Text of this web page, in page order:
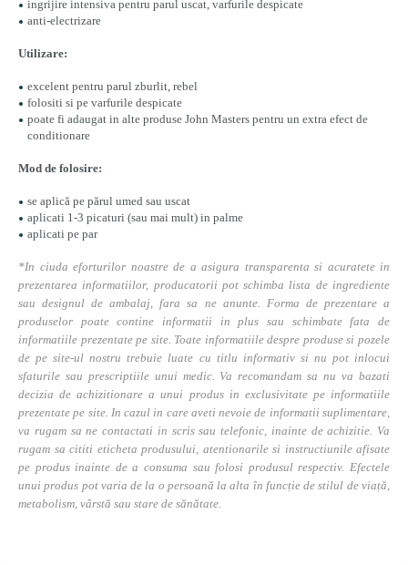
ingrijire intensiva pentru parul uscat, varfurile despicate
anti-electrizare
Utilizare:
excelent pentru parul zburlit, rebel
folositi si pe varfurile despicate
poate fi adaugat in alte produse John Masters pentru un extra efect de
conditionare
Mod de folosire:
se aplică pe părul umed sau uscat
aplicati 1-3 picaturi (sau mai mult) in palme
aplicati pe par
*In ciuda eforturilor noastre de a asigura transparenta si acuratete in
prezentarea informatiilor, producatorii pot schimba lista de ingrediente
sau designul de ambalaj, fara sa ne anunte. Forma de prezentare a
produselor poate contine informatii in plus sau schimbate fata de
informatiile prezentate pe site. Toate informatiile despre produse si pozele
de pe site-ul nostru trebuie luate cu titlu informativ si nu pot inlocui
sfaturile sau prescriptiile unui medic. Va recomandam sa nu va bazati
decizia de achizitionare a unui produs in exclusivitate pe informatiile
prezentate pe site. In cazul in care aveti nevoie de informatii suplimentare,
va rugam sa ne contactati in scris sau telefonic, inainte de achizitie. Va
rugam sa cititi eticheta produsului, atentionarile si instructiunile afisate
pe produs inainte de a consuma sau folosi produsul respectiv. Efectele
unui produs pot varia de la o persoană la alta în funcție de stilul de viață,
metabolism, vârstă sau stare de sănătate.